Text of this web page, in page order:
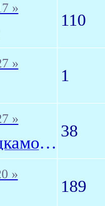
»
110
»
1
»
Гадюка подкамодная
38
»
189